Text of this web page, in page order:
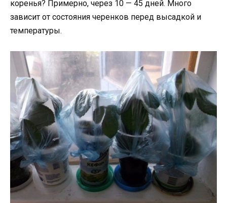
коренья? Примерно, через 10 — 45 дней. Много
зависит от состояния черенков перед высадкой и
температуры.